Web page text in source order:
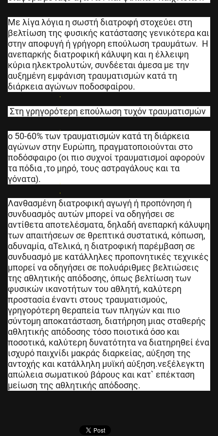
Με λίγα λόγια η σωστή διατροφή στοχεύει στη
βελτίωση της φυσικής κατάστασης γενικότερα και
στην αποφυγή ή γρήγορη επούλωση τραυμάτων. Η
ανεπαρκής διατροφική κάλυψη και η έλλειψη
κύρια ηλεκτρολυτών, συνδέεται άμεσα με την
αυξημένη εμφάνιση τραυματισμών κατά τη
διάρκεια αγώνων ποδοσφαίρου.
Στη γρηγορότερη επούλωση τυχόν τραυματισμών
ο 50-60% των τραυματισμών κατά τη διάρκεια
αγώνων στην Ευρώπη, πραγματοποιούνται στο
ποδόσφαιρο (οι πιο συχνοί τραυματισμοί αφορούν
τα πόδια ,το μηρό, τους αστραγάλους και τα
γόνατα).
Λανθασμένη διατροφική αγωγή ή προπόνηση ή
συνδυασμός αυτών μπορεί να οδηγήσει σε
αντίθετα αποτελέσματα, δηλαδή ανεπαρκή κάλυψη
των απαιτήσεων σε θρεπτικά συστατικά, κόπωση,
αδυναμία, αΤελικά, η διατροφική παρέμβαση σε
συνδυασμό με κατάλληλες προπονητικές τεχνικές
μπορεί να οδηγήσει σε πολυάριθμες βελτιώσεις
της αθλητικής απόδοσης, όπως βελτίωση των
φυσικών ικανοτήτων του αθλητή, καλύτερη
προστασία έναντι στους τραυματισμούς,
γρηγορότερη θεραπεία των πληγών και πιο
σύντομη αποκατάσταση, διατήρηση μιας σταθερής
αθλητικής απόδοσης τόσο ποιοτικά όσο και
ποσοτικά, καλύτερη δυνατότητα να διατηρηθεί ένα
ισχυρό παιχνίδι μακράς διαρκείας, αύξηση της
αντοχής και κατάλληλη μυϊκή αύξηση.νεξέλεγκτη
απώλεια σωματικού βάρους και κατ` επέκταση
μείωση της αθλητικής απόδοσης.
Ε
ί
ν
α
ι
δ
υ
ν
α
τ
ό
ν
σ
ε
μ
ι
α
π
ρ
ο
π
ο
ν
η
τ
ι
κ
ή
μ
ο